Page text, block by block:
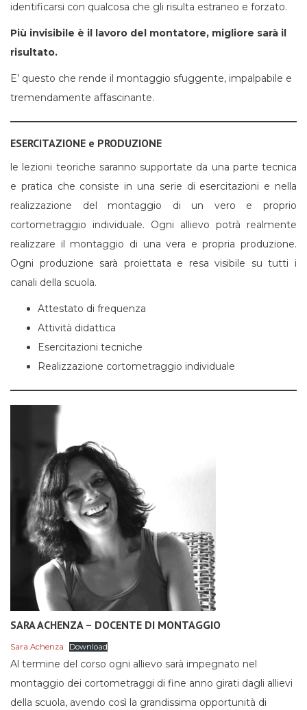
identificarsi con qualcosa che gli risulta estraneo e forzato.
Più invisibile è il lavoro del montatore, migliore sarà il
risultato.
E’ questo che rende il montaggio sfuggente, impalpabile e
tremendamente affascinante.
ESERCITAZIONE e PRODUZIONE
le lezioni teoriche saranno supportate da una parte tecnica
e pratica che consiste in una serie di esercitazioni e nella
realizzazione del montaggio di un vero e proprio
cortometraggio individuale. Ogni allievo potrà realmente
realizzare il montaggio di una vera e propria produzione.
Ogni produzione sarà proiettata e resa visibile su tutti i
canali della scuola.
Attestato di frequenza
Attività didattica
Esercitazioni tecniche
Realizzazione cortometraggio individuale
SARA ACHENZA – DOCENTE DI MONTAGGIO
Sara Achenza Download
Al termine del corso ogni allievo sarà impegnato nel
montaggio dei cortometraggi di fine anno girati dagli allievi
della scuola, avendo così la grandissima opportunità di